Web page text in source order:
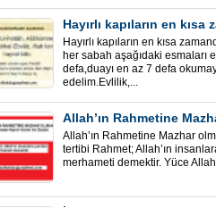
Hayırlı kapıların en kısa
her sabah aşağıdaki esmaları
defa,duayı en az 7 defa
edelim.Evlilik,...
Allah’ın Rahmetine Mazhar
tertibi Rahmet; Allah’ın
merhameti demektir. Yüce Allah